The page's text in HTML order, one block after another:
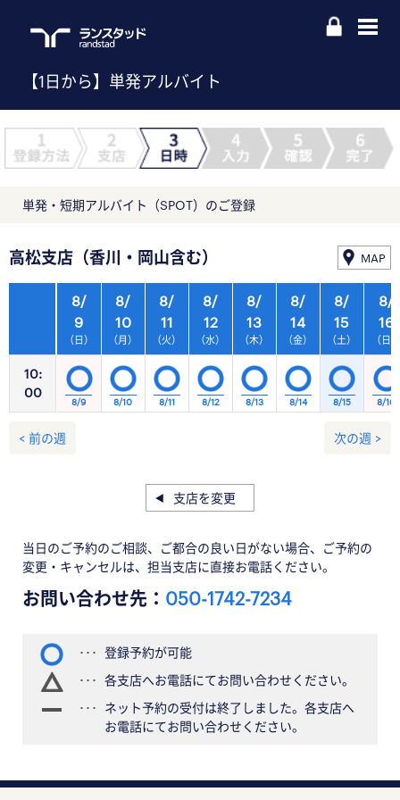
【1日から】単発アルバイト
単発・短期アルバイト（SPOT）のご登録
高松支店（香川・岡山含む） MAP
10:
00
8/
9
（日）
8/
10
（月）
8/
11
（火）
8/
12
（水）
8/
13
（木）
8/
14
（金）
8/
15
（土）
8/9 8/10 8/11 8/12 8/13 8/14 8/15
8/
16
（日）
8/16
< 前の週 次の週 >
支店を変更
当日のご予約のご相談、ご都合の良い日がない場合、ご予約の
変更・キャンセルは、担当支店に直接お電話ください。
お問い合わせ先： 050-1742-7234
登録予約が可能
各支店へお電話にてお問い合わせください。
ネット予約の受付は終了しました。各支店へ
お電話にてお問い合わせください。